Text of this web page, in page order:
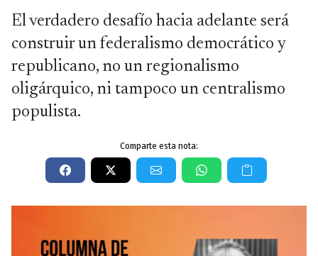
El verdadero desafío hacia adelante será
construir un federalismo democrático y
republicano, no un regionalismo
oligárquico, ni tampoco un centralismo
populista.
Comparte esta nota: